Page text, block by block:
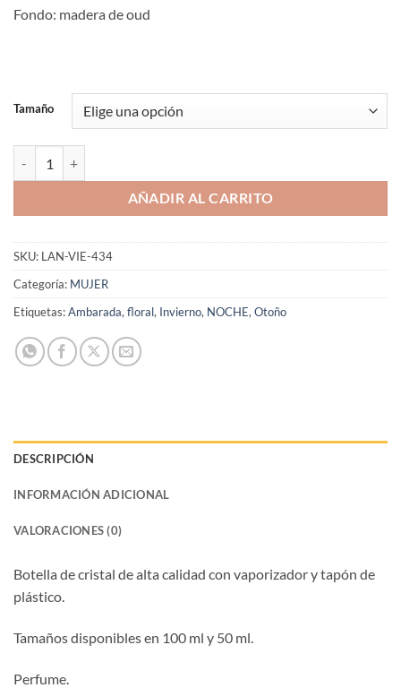
Fondo: madera de oud
Tamaño
AÑADIR AL CARRITO
SKU: LAN-VIE-434
Categoría: MUJER
Etiquetas:Ambarada,floral, Invierno, NOCHE,Otoño
DESCRIPCIÓN
INFORMACIÓN ADICIONAL
VALORACIONES (0)
Botella de cristal de alta calidad con vaporizador y tapón de
plástico.
Tamaños disponibles en 100 ml y 50 ml.
Perfume.